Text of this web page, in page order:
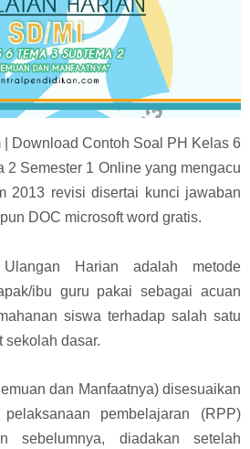
Download Contoh Soal PH Kelas 6
2 Semester 1 Online yang mengacu
2013 revisi disertai kunci jawaban
DOC microsoft word gratis.
Harian adalah metode
ibu guru pakai sebagai acuan
siswa terhadap salah satu
sekolah dasar.
dan Manfaatnya) disesuaikan
pembelajaran (RPP)
sebelumnya, diadakan setelah